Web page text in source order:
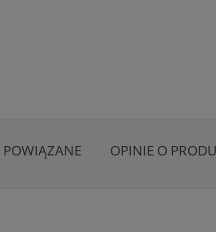
POWIĄZANE OPINIE O